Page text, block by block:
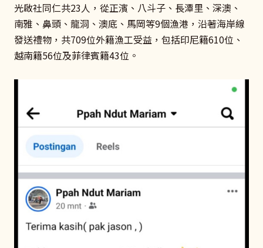
光啟社同仁共23人，從正濱、八斗子、長潭里、深澳、
南雅、鼻頭、龍洞、澳底、馬岡等9個漁港，沿著海岸線
發送禮物，共709位外籍漁工受益，包括印尼籍610位、
越南籍56位及菲律賓籍43位。